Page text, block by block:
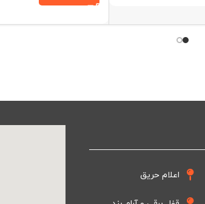
اعلام حریق